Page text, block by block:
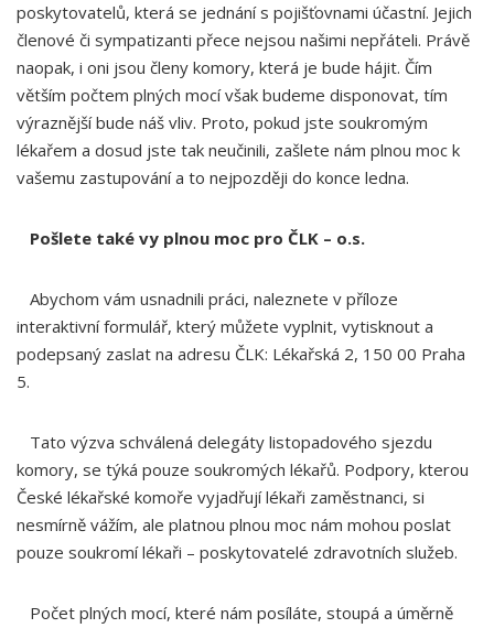
poskytovatelů, která se jednání s pojišťovnami účastní. Jejich
členové či sympatizanti přece nejsou našimi nepřáteli. Právě
naopak, i oni jsou členy komory, která je bude hájit. Čím
větším počtem plných mocí však budeme disponovat, tím
výraznější bude náš vliv. Proto, pokud jste soukromým
lékařem a dosud jste tak neučinili, zašlete nám plnou moc k
vašemu zastupování a to nejpozději do konce ledna.
Pošlete také vy plnou moc pro ČLK – o.s.
Abychom vám usnadnili práci, naleznete v příloze
interaktivní formulář, který můžete vyplnit, vytisknout a
podepsaný zaslat na adresu ČLK: Lékařská 2, 150 00 Praha
5.
Tato výzva schválená delegáty listopadového sjezdu
komory, se týká pouze soukromých lékařů. Podpory, kterou
České lékařské komoře vyjadřují lékaři zaměstnanci, si
nesmírně vážím, ale platnou plnou moc nám mohou poslat
pouze soukromí lékaři – poskytovatelé zdravotních služeb.
Počet plných mocí, které nám posíláte, stoupá a úměrně